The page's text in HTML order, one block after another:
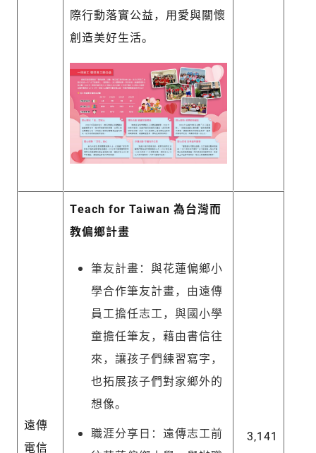
際行動落實公益，用愛與關懷
創造美好生活。
遠傳
電信
Teach for Taiwan 為台灣而
教偏鄉計畫
筆友計畫：與花蓮偏鄉小
學合作筆友計畫，由遠傳
員工擔任志工，與國小學
童擔任筆友，藉由書信往
來，讓孩子們練習寫字，
也拓展孩子們對家鄉外的
想像。
職涯分享日：遠傳志工前
3,141